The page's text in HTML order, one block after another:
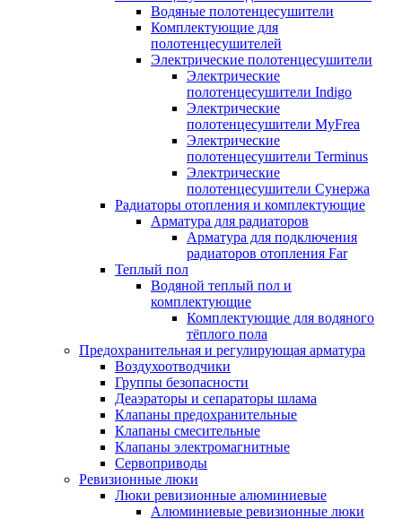
Водяные полотенцесушители
Комплектующие для
полотенцесушителей
Электрические полотенцесушители
Электрические
полотенцесушители Indigo
Электрические
полотенцесушители MyFrea
Электрические
полотенцесушители Terminus
Электрические
полотенцесушители Сунержа
Радиаторы отопления и комплектующие
Арматура для радиаторов
Арматура для подключения
радиаторов отопления Far
Теплый пол
Водяной теплый пол и
комплектующие
Комплектующие для водяного
тёплого пола
Предохранительная и регулирующая арматура
Воздухоотводчики
Группы безопасности
Деаэраторы и сепараторы шлама
Клапаны предохранительные
Клапаны смесительные
Клапаны электромагнитные
Сервоприводы
Ревизионные люки
Люки ревизионные алюминиевые
Алюминиевые ревизионные люки